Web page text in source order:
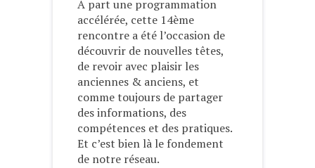
A part une programmation
accélérée, cette 14ème
rencontre a été l’occasion de
découvrir de nouvelles têtes,
de revoir avec plaisir les
anciennes & anciens, et
comme toujours de partager
des informations, des
compétences et des pratiques.
Et c’est bien là le fondement
de notre réseau.